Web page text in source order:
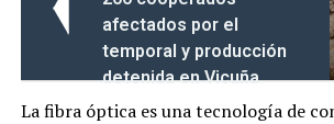
afectados por el
temporal y producción
detenida en Vicuña
La fibra óptica es una tecnología de